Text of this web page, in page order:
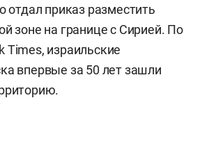
отдал приказ разместить
зоне на границе с Сирией. По
Times, израильские
впервые за 50 лет зашли